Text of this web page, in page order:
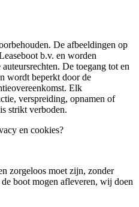
De afbeeldingen op
b.v. en worden
De toegang tot en
wordt beperkt door de
Elk
verspreiding, opnamen of
strikt verboden.
en cookies?
zorgeloos moet zijn, zonder
boot mogen afleveren, wij doen